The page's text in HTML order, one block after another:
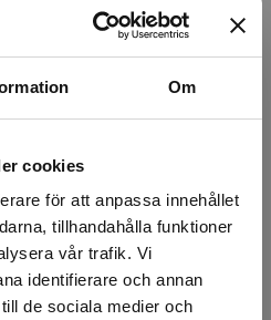
Om
cookies
för att anpassa innehållet
tillhandahålla funktioner
vår trafik. Vi
identifierare och annan
de sociala medier och
4 st
6 st